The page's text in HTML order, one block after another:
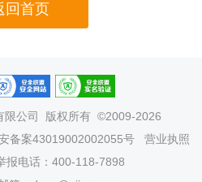
回首页
限公司
版权所有 ©2009-2026
备案43019002002055号
营业执照
报电话：400-118-7898